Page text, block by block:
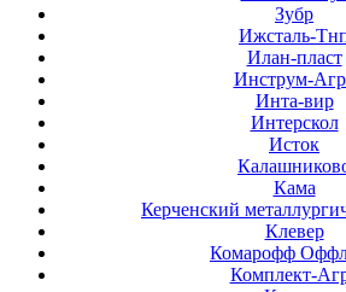
Зубр
Ижсталь-
Илан-пласт
Инструм-
Инта-вир
Интерскол
Исток
Кама
Керченский
Клевер
Комарофф
Комплект-